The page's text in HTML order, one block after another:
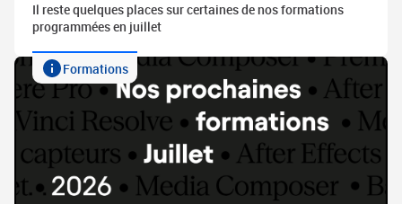
Il reste quelques places sur certaines de nos formations
programmées en juillet
Formations